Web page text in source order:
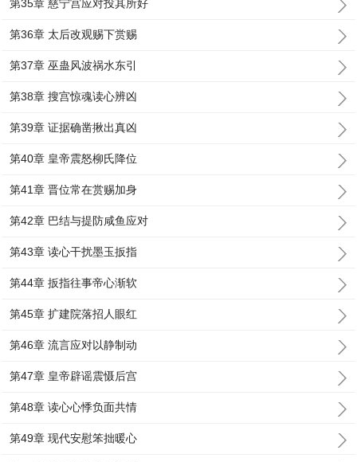
第35章 慈宁宫应对投其所好
第36章 太后改观赐下赏赐
第37章 巫蛊风波祸水东引
第38章 搜宫惊魂读心辨凶
第39章 证据确凿揪出真凶
第40章 皇帝震怒柳氏降位
第41章 晋位常在赏赐加身
第42章 巴结与提防咸鱼应对
第43章 读心干扰墨玉扳指
第44章 扳指往事帝心渐软
第45章 扩建院落招人眼红
第46章 流言应对以静制动
第47章 皇帝辟谣震慑后宫
第48章 读心心悸负面共情
第49章 现代安慰笨拙暖心